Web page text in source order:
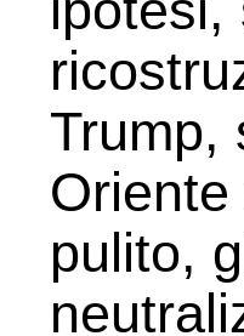
Trump,
pulito,